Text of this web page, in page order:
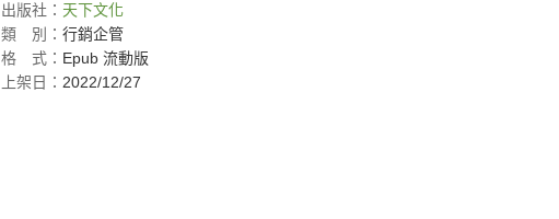
出版社： 天下文化
類
別： 行銷企管
格
式： Epub 流動版
上架日： 2022/12/27